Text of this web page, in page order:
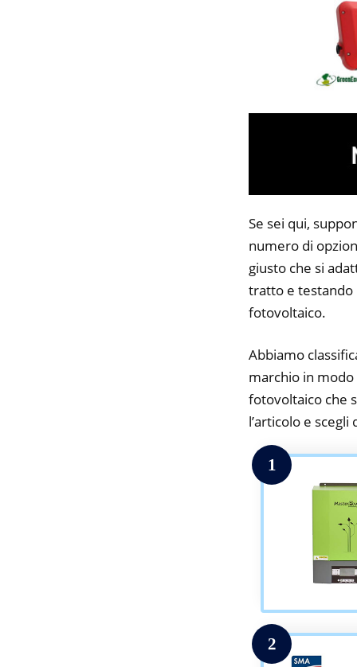
Se sei qui,
numero di
giusto che si
tratto e testando
fotovoltaico.
Abbiamo
marchio in
fotovoltaico che
l’articolo e
1
2